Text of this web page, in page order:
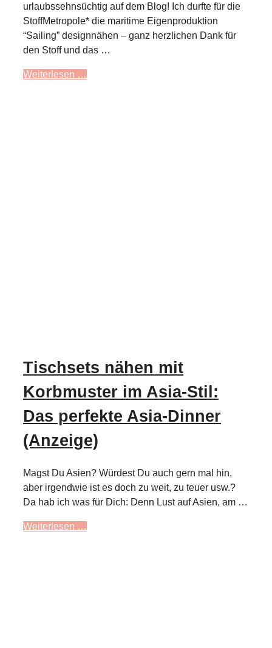
urlaubssehnsüchtig auf dem Blog! Ich durfte für die
StoffMetropole* die maritime Eigenproduktion
“Sailing” designnähen – ganz herzlichen Dank für
den Stoff und das …
Weiterlesen …
Tischsets nähen mit
Korbmuster im Asia-Stil:
Das perfekte Asia-Dinner
(Anzeige)
Magst Du Asien? Würdest Du auch gern mal hin,
aber irgendwie ist es doch zu weit, zu teuer usw.?
Da hab ich was für Dich: Denn Lust auf Asien, am …
Weiterlesen …